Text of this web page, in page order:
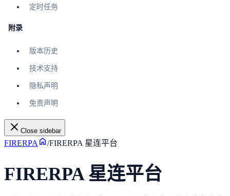
定时任务
附录
版本历史
技术支持
隐私声明
免责声明
Close sidebar
FIRERPA /FIRERPA 星连平台
FIRERPA 星连平台